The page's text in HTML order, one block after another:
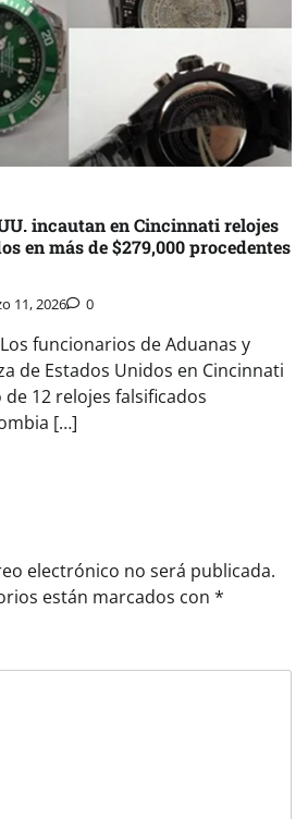
incautan en Cincinnati relojes
en más de $279,000 procedentes
11, 2026 0
funcionarios de Aduanas y
de Estados Unidos en Cincinnati
12 relojes falsificados
[…]
electrónico no será publicada.
están marcados con *